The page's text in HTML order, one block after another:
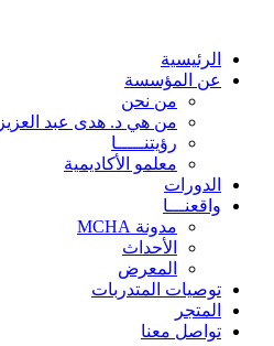
الرئيسية
عن المؤسسة
من نحن
من هي د. هدى عبد العزيز
رؤيتنـــــا
معلمو الأكاديمية
الدورات
واقعنـــا
مدونة MCHA
الأحداث
المعرض
توصيات المتدربات
المتجر
تواصل معنا